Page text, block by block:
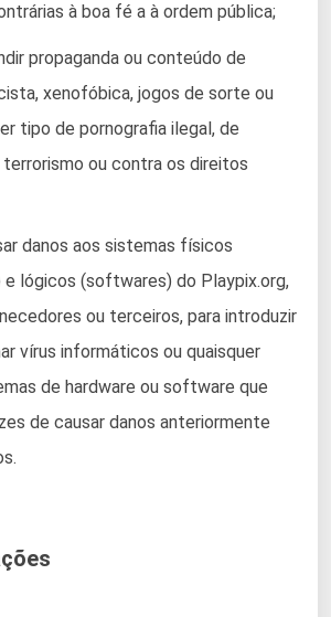
à boa fé a à ordem pública;
propaganda ou conteúdo de
xenofóbica, jogos de sorte ou
tipo de pornografia ilegal, de
terrorismo ou contra os direitos
danos aos sistemas físicos
e lógicos (softwares) do Playpix.org,
ou terceiros, para introduzir
vírus informáticos ou quaisquer
de hardware ou software que
de causar danos anteriormente